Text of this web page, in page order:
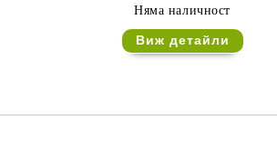
Няма наличност
Виж детайли